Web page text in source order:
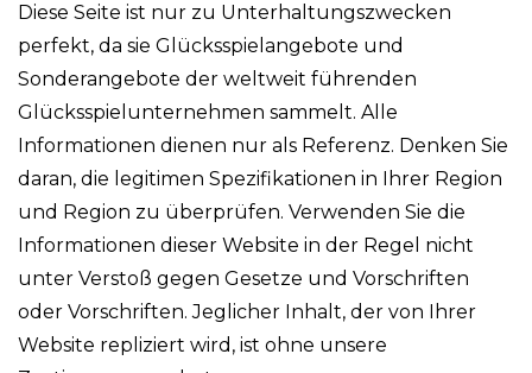
Diese Seite ist nur zu Unterhaltungszwecken
perfekt, da sie Glücksspielangebote und
Sonderangebote der weltweit führenden
Glücksspielunternehmen sammelt. Alle
Informationen dienen nur als Referenz. Denken Sie
daran, die legitimen Spezifikationen in Ihrer Region
und Region zu überprüfen. Verwenden Sie die
Informationen dieser Website in der Regel nicht
unter Verstoß gegen Gesetze und Vorschriften
oder Vorschriften. Jeglicher Inhalt, der von Ihrer
Website repliziert wird, ist ohne unsere